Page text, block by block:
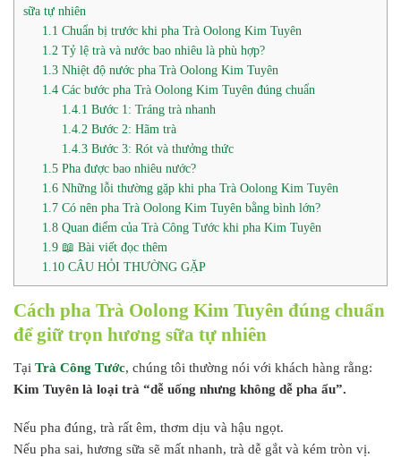
sữa tự nhiên
1.1 Chuẩn bị trước khi pha Trà Oolong Kim Tuyên
1.2 Tỷ lệ trà và nước bao nhiêu là phù hợp?
1.3 Nhiệt độ nước pha Trà Oolong Kim Tuyên
1.4 Các bước pha Trà Oolong Kim Tuyên đúng chuẩn
1.4.1 Bước 1: Tráng trà nhanh
1.4.2Bước 2: Hãm trà
1.4.3Bước 3: Rót và thưởng thức
1.5 Pha được bao nhiêu nước?
1.6 Những lỗi thường gặp khi pha Trà Oolong Kim Tuyên
1.7 Có nên pha Trà Oolong Kim Tuyên bằng bình lớn?
1.8 Quan điểm của Trà Công Tước khi pha Kim Tuyên
1.9 📖 Bài viết đọc thêm
1.10 CÂU HỎI THƯỜNG GẶP
Cách pha Trà Oolong Kim Tuyên đúng chuẩn
để giữ trọn hương sữa tự nhiên
Tại Trà Công Tước, chúng tôi thường nói với khách hàng rằng:
Kim Tuyên là loại trà “dễ uống nhưng không dễ pha ẩu”.
Nếu pha đúng, trà rất êm, thơm dịu và hậu ngọt.
Nếu pha sai, hương sữa sẽ mất nhanh, trà dễ gắt và kém tròn vị.